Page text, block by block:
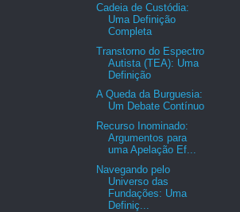
Cadeia de Custódia:
Uma Definição
Completa
Transtorno do Espectro
Autista (TEA): Uma
Definição
A Queda da Burguesia:
Um Debate Contínuo
Recurso Inominado:
Argumentos para
uma Apelação Ef...
Navegando pelo
Universo das
Fundações: Uma
Definiç...